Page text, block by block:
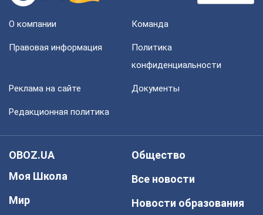
О компании Команда
Правовая информация
Политика
конфиденциальности
Реклама на сайте Документы
Редакционная политика
OBOZ.UA
Моя Школа
Мир
Общество
Все новости
Новости образования